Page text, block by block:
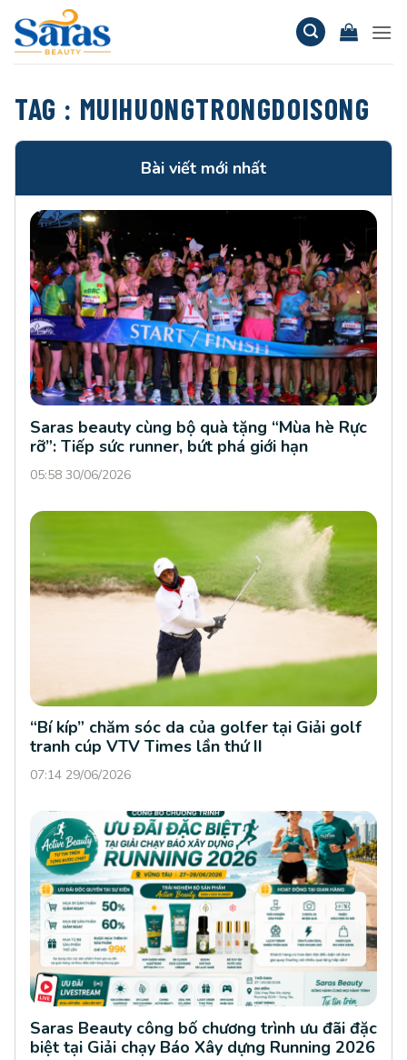
qua
nội
TAG : MUIHUONGTRONGDOISONG
Bài viết mới nhất
Saras beauty cùng bộ quà tặng “Mùa hè Rực
rỡ”: Tiếp sức runner, bứt phá giới hạn
05:58 30/06/2026
“Bí kíp” chăm sóc da của golfer tại Giải golf
tranh cúp VTV Times lần thứ II
07:14 29/06/2026
Saras Beauty công bố chương trình ưu đãi đặc
biệt tại Giải chạy Báo Xây dựng Running 2026